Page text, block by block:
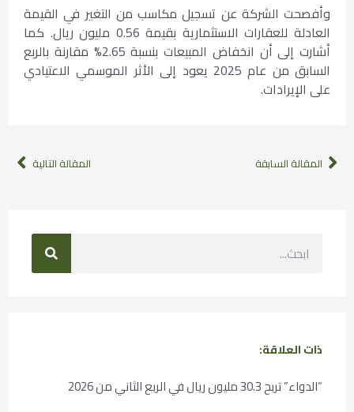
وأفصحت الشركة عن تسجيل مكاسب من التغير في القيمة
العادلة للعقارات الاستثمارية بقيمة 0.56 مليون ريال. كما
أشارت إلى أن انخفاض المبيعات بنسبة 2.65% مقارنة بالربع
السابق من عام 2025 يعود إلى الأثر الموسمي الاعتيادي
على الإيرادات.
المقالة السابقة المقالة التالية
ذات العلاقة:
“الدواء” تربح 30.3 مليون ريال في الربع الثاني من 2026